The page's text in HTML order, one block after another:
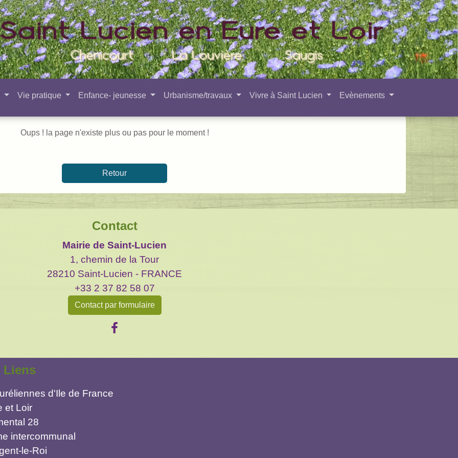
Vie pratique Enfance- jeunesse Urbanisme/travaux Vivre à Saint Lucien Evènements
Oups ! la page n'existe plus ou pas pour le moment !
Retour
Contact
Mairie de Saint-Lucien
1, chemin de la Tour
28210 Saint-Lucien - FRANCE
+33 2 37 82 58 07
Contact par formulaire
Liens
d'Ile de France
et Loir
28
intercommunal
le-Roi